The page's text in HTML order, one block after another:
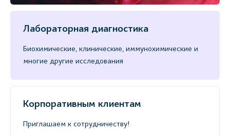
Лабораторная диагностика
Биохимические, клинические, иммунохимические и
многие другие исследования
Корпоративным клиентам
Приглашаем к сотрудничеству!